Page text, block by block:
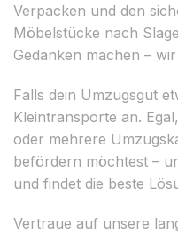
Verpacken und den
Möbelstücke nach
Gedanken machen –
Falls dein Umzugsgut
Kleintransporte an.
oder mehrere
befördern möchtest –
und findet die beste
Vertraue auf unsere